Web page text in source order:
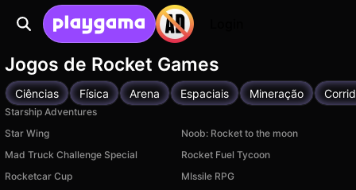
Jogos de Rocket Games
Ciências Física Arena Espaciais Mineração
Starship Adventures
Star Wing
Noob: Rocket to the moon
Mad Truck Challenge Special
Rocket Fuel Tycoon
Rocketcar Cup
MIssile RPG